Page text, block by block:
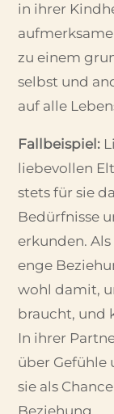
in ihrer
zu einem
selbst und
auf alle
Fallbeispiel:
liebevollen
stets für sie
Bedürfnisse
erkunden.
enge
wohl damit,
braucht, und
In ihrer
über Gefühle
sie als
Beziehung.